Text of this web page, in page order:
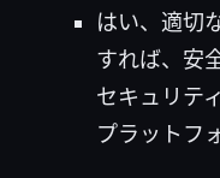
はい、適切
すれば、安
セキュリテ
プラットフ